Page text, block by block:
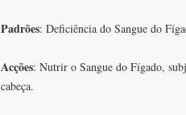
Padrões: Deficiência do Sangue do
Acções: Nutrir o Sangue do Fígado,
cabeça.